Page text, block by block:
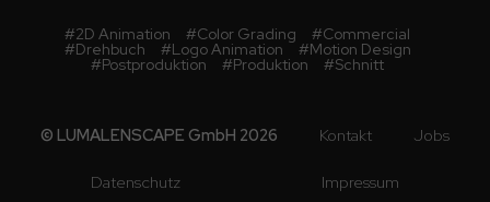
#2D Animation #Color Grading #Commercial
#Drehbuch #Logo Animation #Motion Design
#Postproduktion #Produktion #Schnitt
© LUMALENSCAPE GmbH 2026 Kontakt Jobs
Datenschutz Impressum